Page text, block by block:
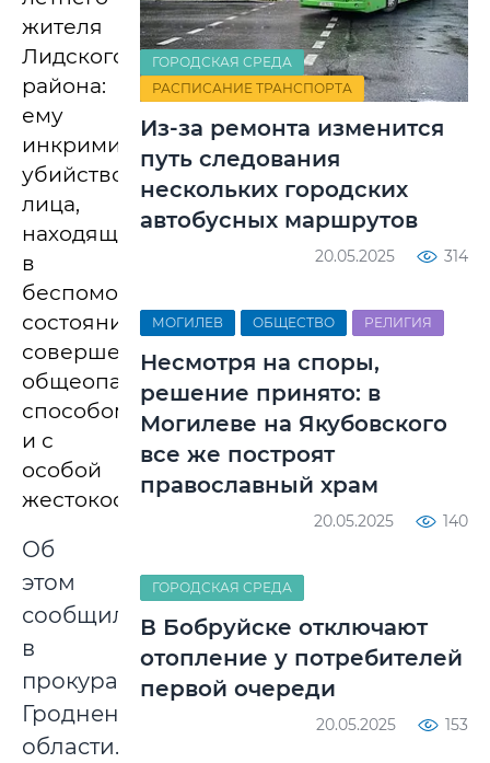
жителя
Лидского
района:
ему
инкриминировано
убийство
лица,
находящегося
в
беспомощном
состоянии,
совершенное
общеопасным
способом
и с
особой
жестокостью.
Об
этом
сообщили
в
прокуратуре
Гродненской
области.
ГОРОДСКАЯ СРЕДА
РАСПИСАНИЕ ТРАНСПОРТА
Из-за ремонта изменится
путь следования
нескольких городских
автобусных маршрутов
20.05.2025 314
МОГИЛЕВ ОБЩЕСТВО РЕЛИГИЯ
Несмотря на споры,
решение принято: в
Могилеве на Якубовского
все же построят
православный храм
20.05.2025 140
ГОРОДСКАЯ СРЕДА
В Бобруйске отключают
отопление у потребителей
первой очереди
20.05.2025 153